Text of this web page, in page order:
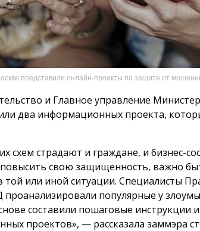
представили онлайн-проекты по защите от
и Главное управление
два информационных проекта,
схем страдают и граждане, и бизнес-
свою защищенность, важно
той или иной ситуации. Специалисты
популярные у
составили пошаговые инструкции
проектов», — рассказала заммэра